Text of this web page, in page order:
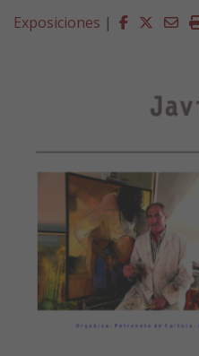
Exposiciones | Facebook